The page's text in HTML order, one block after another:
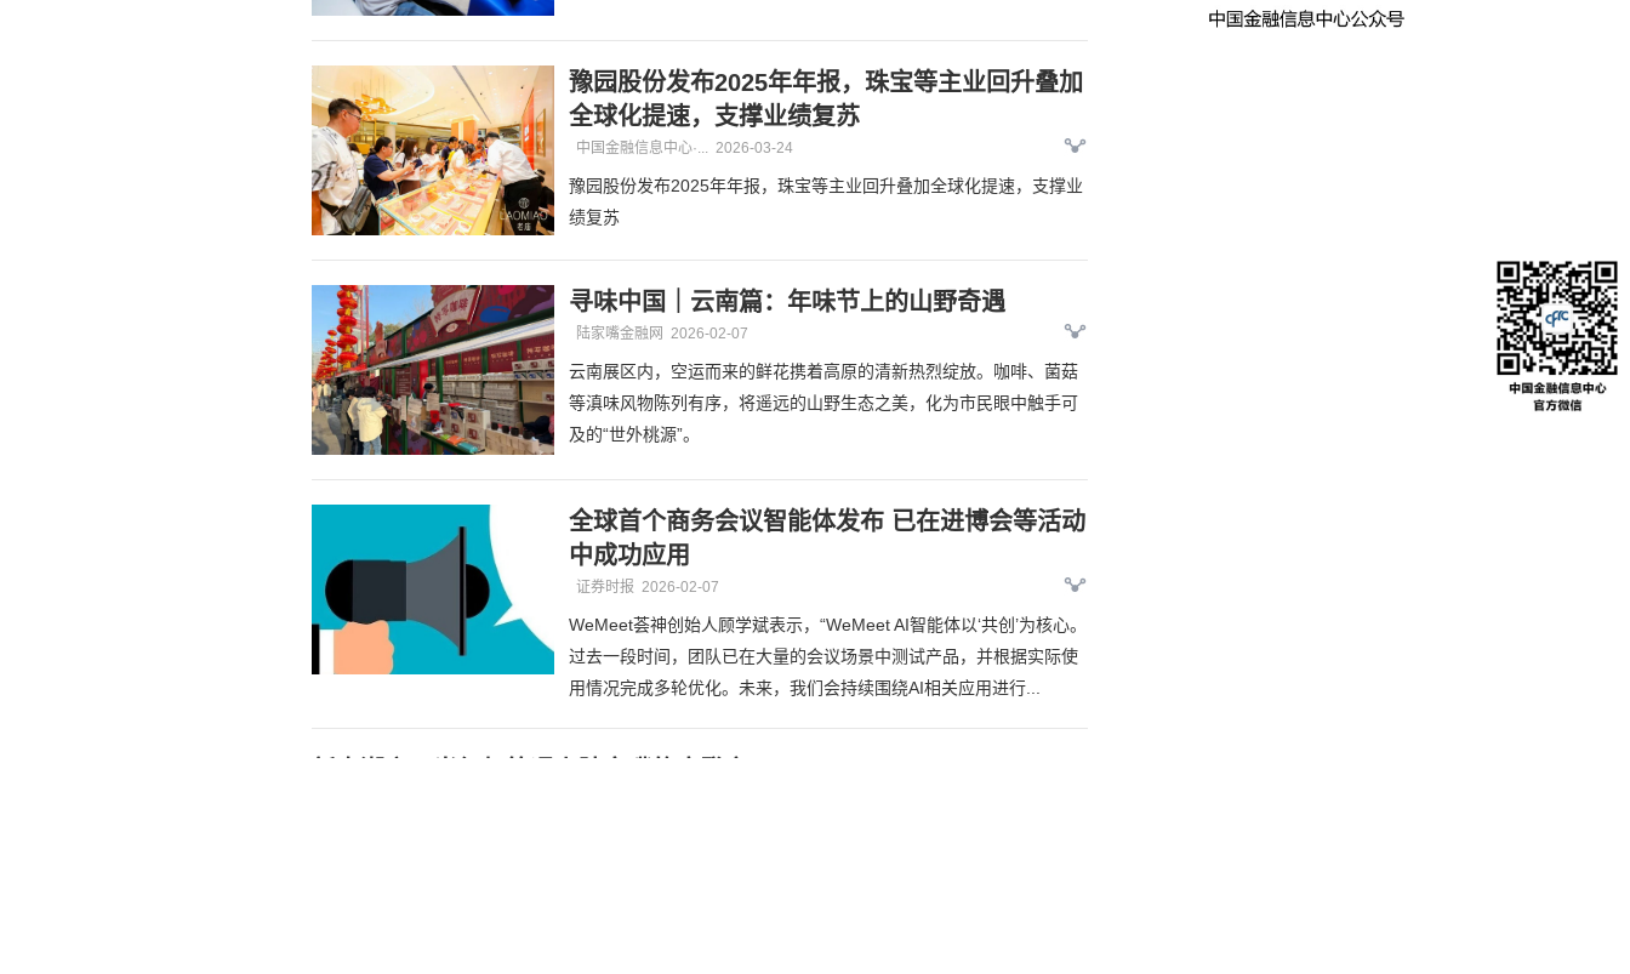
豫园股份发布2025年年报，珠宝等主业回升叠加
全球化提速，支撑业绩复苏
中国金融信息中心·... 2026-03-24
豫园股份发布2025年年报，珠宝等主业回升叠加全球化提速，支撑业
绩复苏
寻味中国｜云南篇：年味节上的山野奇遇
陆家嘴金融网 2026-02-07
云南展区内，空运而来的鲜花携着高原的清新热烈绽放。咖啡、菌菇
等滇味风物陈列有序，将遥远的山野生态之美，化为市民眼中触手可
及的“世外桃源”。
全球首个商务会议智能体发布 已在进博会等活动
中成功应用
证券时报 2026-02-07
WeMeet荟神创始人顾学斌表示，“WeMeet AI智能体以‘共创’为核心。
过去一段时间，团队已在大量的会议场景中测试产品，并根据实际使
用情况完成多轮优化。未来，我们会持续围绕AI相关应用进行...